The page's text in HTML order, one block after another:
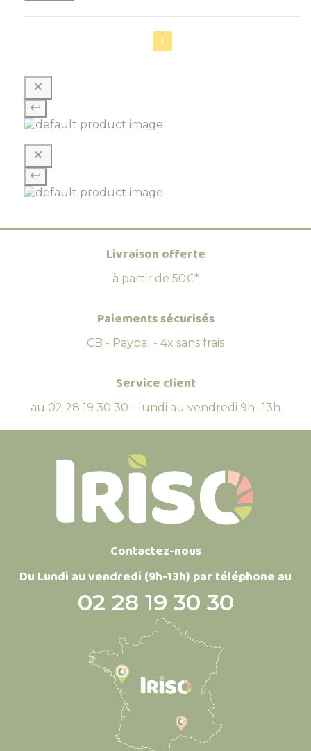
1
Livraison offerte
à partir de 50€*
Paiements sécurisés
CB - Paypal - 4x sans frais
Service client
au 02 28 19 30 30 - lundi au vendredi 9h -13h
Contactez-nous
Du Lundi au vendredi (9h-13h) par téléphone au
02 28 19 30 30